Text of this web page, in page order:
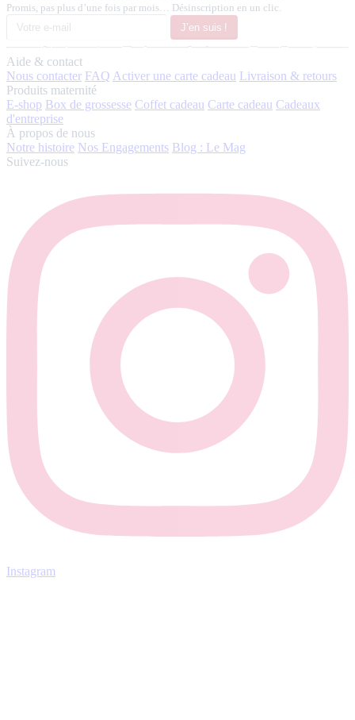
Promis, pas plus d’une fois par mois… Désinscription en un clic.
J’en suis !
Aide & contact
Nous contacter FAQ Activer une carte cadeau Livraison & retours
Produits maternité
E-shop Box de grossesse Coffet cadeau Carte cadeau Cadeaux
d'entreprise
À propos de nous
Notre histoire Nos Engagements Blog : Le Mag
Suivez-nous
Instagram